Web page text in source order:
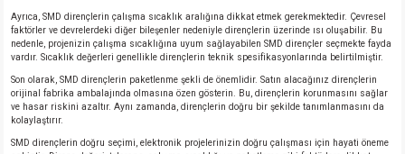
Ayrıca, SMD dirençlerin çalışma sıcaklık aralığına dikkat etmek gerekmektedir. Çevresel
faktörler ve devrelerdeki diğer bileşenler nedeniyle dirençlerin üzerinde ısı oluşabilir. Bu
nedenle, projenizin çalışma sıcaklığına uyum sağlayabilen SMD dirençler seçmekte fayda
vardır. Sıcaklık değerleri genellikle dirençlerin teknik spesifikasyonlarında belirtilmiştir.
Son olarak, SMD dirençlerin paketlenme şekli de önemlidir. Satın alacağınız dirençlerin
orijinal fabrika ambalajında olmasına özen gösterin. Bu, dirençlerin korunmasını sağlar
ve hasar riskini azaltır. Aynı zamanda, dirençlerin doğru bir şekilde tanımlanmasını da
kolaylaştırır.
SMD dirençlerin doğru seçimi, elektronik projelerinizin doğru çalışması için hayati öneme